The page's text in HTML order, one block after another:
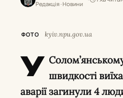
Редакція · Новини
ФОТО kyiv.npu.gov.ua
У швидкості
аварії загинули 4